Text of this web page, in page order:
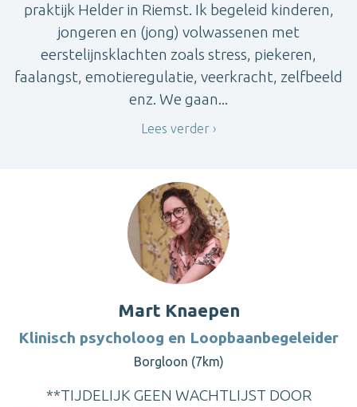
praktijk Helder in Riemst. Ik begeleid kinderen,
jongeren en (jong) volwassenen met
eerstelijnsklachten zoals stress, piekeren,
faalangst, emotieregulatie, veerkracht, zelfbeeld
enz. We gaan...
Lees verder
Mart Knaepen
Klinisch psycholoog en Loopbaanbegeleider
Borgloon (7km)
**TIJDELIJK GEEN WACHTLIJST DOOR